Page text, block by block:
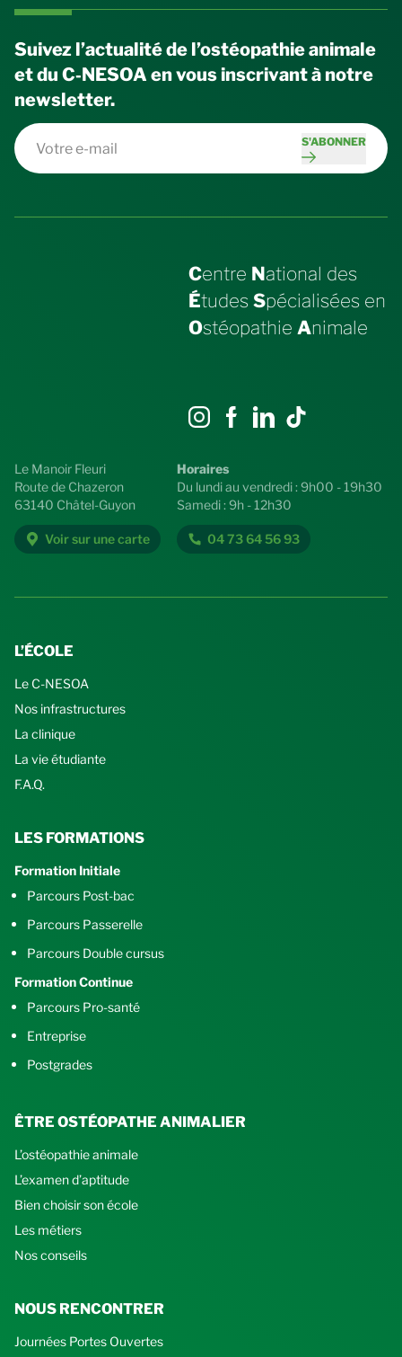
Suivez l’actualité de l’ostéopathie animale
et du C‑NESOA en vous inscrivant à notre
newsletter.
S'ABONNER
Centre National des
Études Spécialisées en
Ostéopathie Animale
Le Manoir Fleuri
Route de Chazeron
63140 Châtel-Guyon
Voir sur une carte
Horaires
Du lundi au vendredi : 9h00 - 19h30
Samedi : 9h - 12h30
04 73 64 56 93
L’ÉCOLE
Le C-NESOA
Nos infrastructures
La clinique
La vie étudiante
F.A.Q.
LES FORMATIONS
Formation Initiale
Parcours Post-bac
Parcours Passerelle
Parcours Double cursus
Formation Continue
Parcours Pro-santé
Entreprise
Postgrades
ÊTRE OSTÉOPATHE ANIMALIER
L’ostéopathie animale
L’examen d’aptitude
Bien choisir son école
Les métiers
Nos conseils
NOUS RENCONTRER
Journées Portes Ouvertes